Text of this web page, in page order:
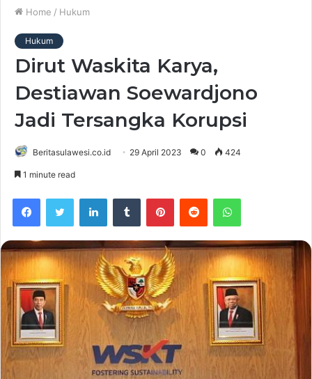
Home / Hukum
Hukum
Dirut Waskita Karya,
Destiawan Soewardjono
Jadi Tersangka Korupsi
Beritasulawesi.co.id 29 April 2023 0 424
1 minute read